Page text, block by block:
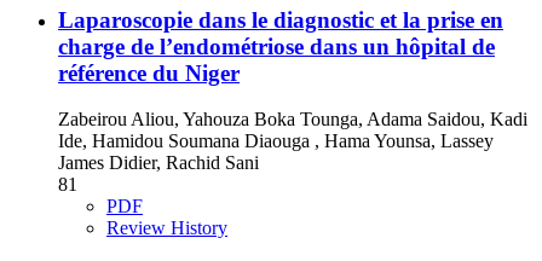
Laparoscopie dans le diagnostic et la prise en
charge de l’endométriose dans un hôpital de
référence du Niger
Zabeirou Aliou, Yahouza Boka Tounga, Adama Saidou, Kadi
Ide, Hamidou Soumana Diaouga , Hama Younsa, Lassey
James Didier, Rachid Sani
81
PDF
Review History